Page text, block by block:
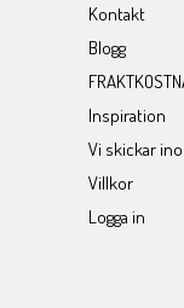
Kontakt
Blogg
Inspiration
Vi skickar
Villkor
Logga in